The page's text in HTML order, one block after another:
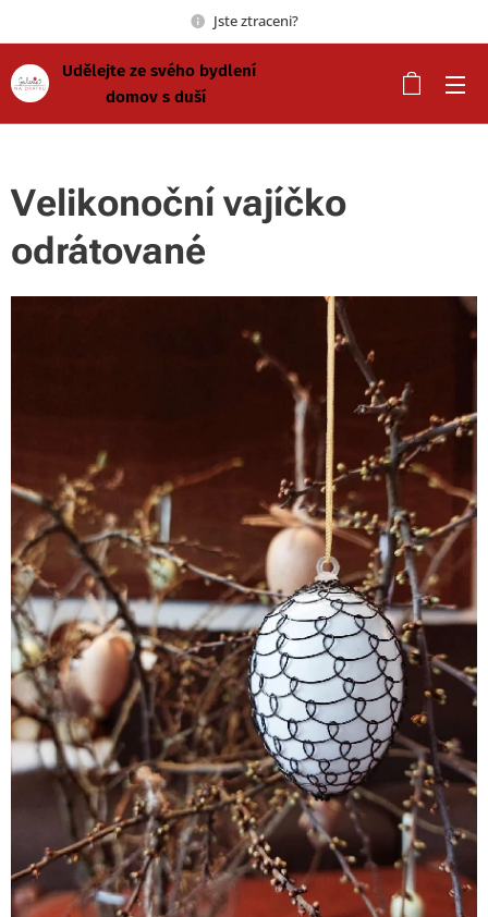
Jste ztraceni?
Udělejte ze svého bydlení
domov s duší
Velikonoční vajíčko
odrátované